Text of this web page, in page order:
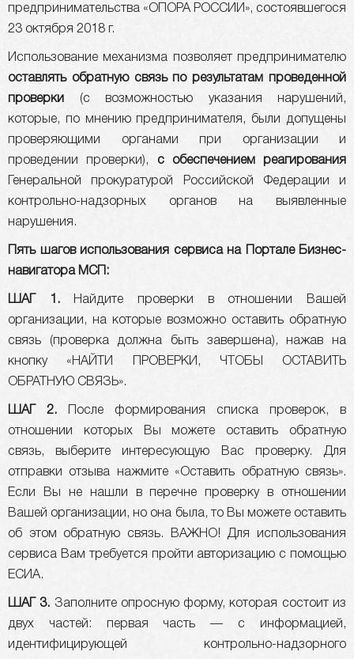
предпринимательства «ОПОРА РОССИИ», состоявшегося
23 октября 2018 г.
Использование механизма позволяет предпринимателю
оставлять обратную связь по результатам проведенной
проверки
(с возможностью указания нарушений,
которые, по мнению предпринимателя, были допущены
проверяющими органами при организации и
проведении проверки),
с обеспечением реагирования
Генеральной прокуратурой Российской Федерации и
контрольно-надзорных органов на выявленные
нарушения.
Пять шагов использования сервиса на Портале Бизнес-
навигатора МСП:
ШАГ 1.
Найдите проверки в отношении Вашей
организации, на которые возможно оставить обратную
связь (проверка должна быть завершена), нажав на
кнопку «НАЙТИ ПРОВЕРКИ, ЧТОБЫ ОСТАВИТЬ
ОБРАТНУЮ СВЯЗЬ».
ШАГ 2.
После формирования списка проверок, в
отношении которых Вы можете оставить обратную
связь, выберите интересующую Вас проверку. Для
отправки отзыва нажмите «Оставить обратную связь».
Если Вы не нашли в перечне проверку в отношении
Вашей организации, но она была, то Вы можете оставить
об этом обратную связь. ВАЖНО! Для использования
сервиса Вам требуется пройти авторизацию с помощью
ЕСИА.
ШАГ 3. Заполните опросную форму, которая состоит из
двух частей: первая часть — с информацией,
идентифицирующей контрольно-надзорного